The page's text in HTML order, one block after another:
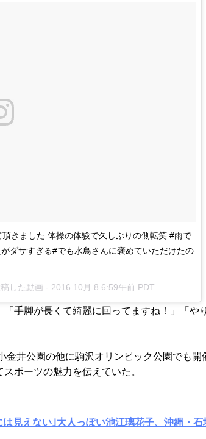
きました 体操の体験で久しぶりの側転笑 #雨で
ダサすぎる#でも水鳥さんに褒めていただけたの
した動画 - 2016 10月 8 6:59午前 PDT
手脚が長くて綺麗に回ってますね！」「
井公園の他に駒沢オリンピック公園でも
ポーツの魅力を伝えていた。
見えない｣大人っぽい池江璃花子、沖縄・